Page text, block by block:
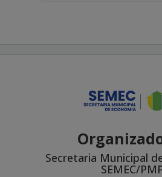
Secretaria Municipal
SEMEC/